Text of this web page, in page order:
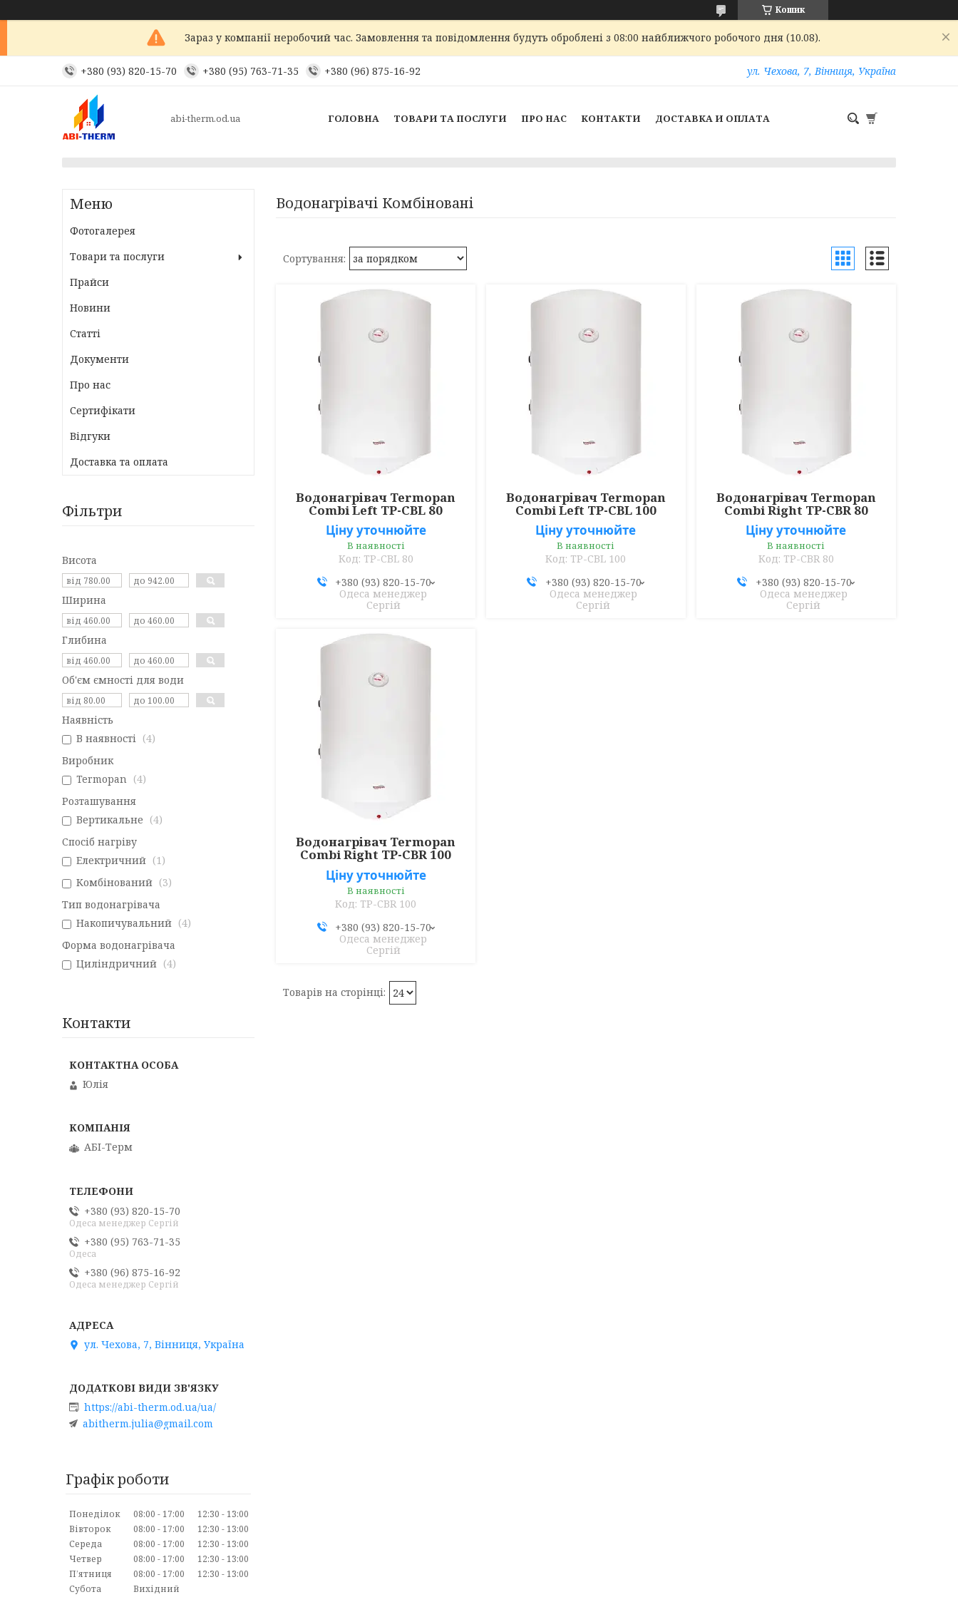
Кошик
Зараз у компанії неробочий час. Замовлення та повідомлення будуть оброблені з 08:00 найближчого робочого дня (10.08).
+380 (93) 820-15-70 +380 (95) 763-71-35 +380 (96) 875-16-92 ул. Чехова, 7, Вінниця, Україна
abi-therm.od.ua ГОЛОВНА ТОВАРИ ТА ПОСЛУГИ ПРО НАС КОНТАКТИ ДОСТАВКА И ОПЛАТА
Водонагрівачі Комбіновані
Водонагрівач Termopan
Combi Left TP-CBL 80
Ціну уточнюйте
В наявності
TP-CBL 80
+380 (93) 820-15-70
Одеса менеджер
Сергій
Водонагрівач Termopan
Combi Left TP-CBL 100
Ціну уточнюйте
В наявності
TP-CBL 100
+380 (93) 820-15-70
Одеса менеджер
Сергій
Водонагрівач Termopan
Combi Right TP-CBR 80
Ціну уточнюйте
В наявності
TP-CBR 80
+380 (93) 820-15-70
Одеса менеджер
Сергій
Водонагрівач Termopan
Combi Right TP-CBR 100
Ціну уточнюйте
В наявності
TP-CBR 100
+380 (93) 820-15-70
Одеса менеджер
Сергій
Фотогалерея
Товари та послуги
Прайси
Новини
Статті
Документи
Про нас
Сертифікати
Відгуки
Доставка та оплата
Фільтри
Висота
Ширина
Глибина
Об'єм ємності для води
Наявність
В наявності
4
Виробник
Termopan
4
Розташування
Вертикальне
4
Спосіб нагріву
Електричний
1
Комбінований
3
Тип водонагрівача
Накопичувальний
4
Форма водонагрівача
Циліндричний
4
Контакти
Юлія
АБІ-Терм
+380 (93) 820-15-70
Одеса менеджер Сергій
+380 (95) 763-71-35
Одеса
+380 (96) 875-16-92
Одеса менеджер Сергій
ул. Чехова, 7, Вінниця, Україна
https://abi-therm.od.ua/ua/
abitherm.julia@gmail.com
Графік роботи
Понеділок 08:00 17:00 12:30
13:00
Вівторок
08:00 17:00 12:30
13:00
Середа
08:00 17:00 12:30
13:00
Четвер
08:00 17:00 12:30
13:00
Пʼятниця
08:00 17:00 12:30
13:00
Субота
Вихідний